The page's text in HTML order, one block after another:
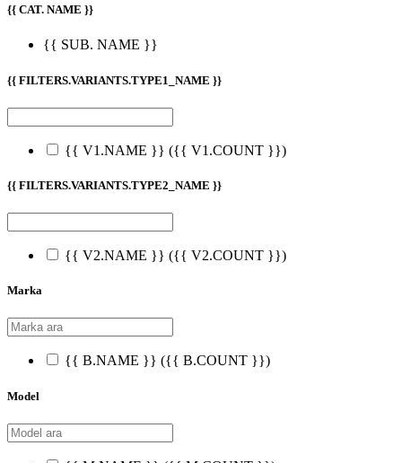
{{ CAT. NAME }}
{{ SUB. NAME }}
{{ FILTERS.VARIANTS.TYPE1_NAME }}
{{ V1.NAME }} ({{ V1.COUNT }})
{{ FILTERS.VARIANTS.TYPE2_NAME }}
{{ V2.NAME }} ({{ V2.COUNT }})
Marka
{{ B.NAME }} ({{ B.COUNT }})
Model